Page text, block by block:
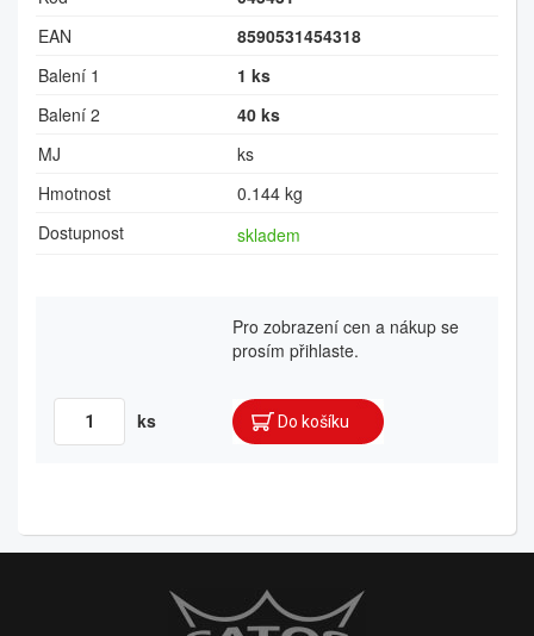
EAN
8590531454318
Balení 1
1 ks
Balení 2
40 ks
MJ
ks
Hmotnost
0.144 kg
Dostupnost
skladem
Pro zobrazení cen a nákup se
prosím přihlaste.
ks